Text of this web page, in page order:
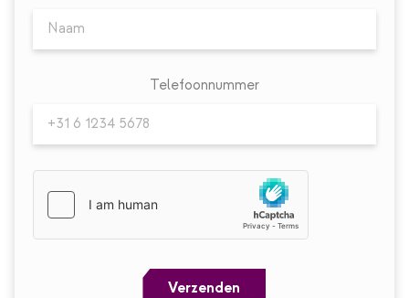
Telefoonnummer
Verzenden